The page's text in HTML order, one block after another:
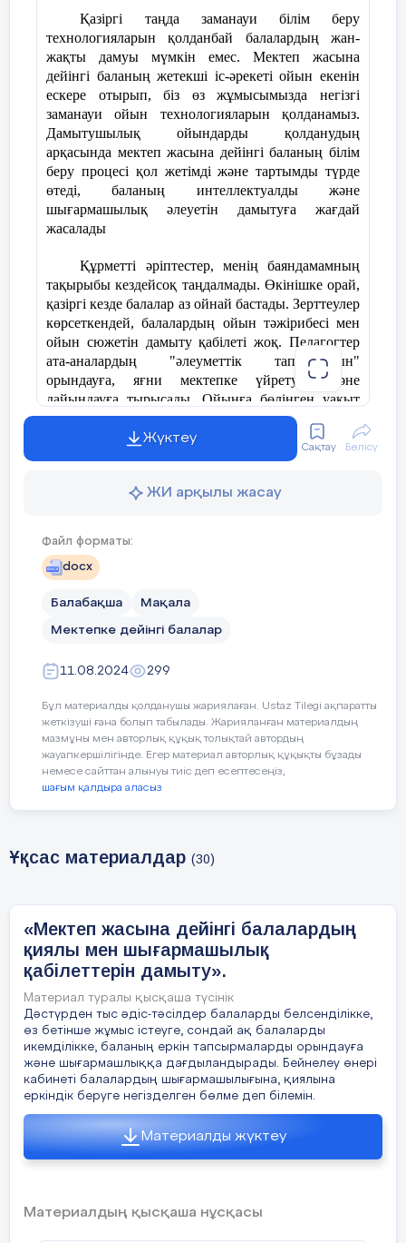
Қазіргі таңда заманауи білім беру
технологияларын қолданбай балалардың жан-
жақты дамуы мүмкін емес. Мектеп жасына
дейінгі баланың жетекші іс-әрекеті ойын екенін
ескере отырып, біз өз жұмысымызда негізгі
заманауи ойын технологияларын қолданамыз.
Дамытушылық ойындарды қолданудың
арқасында мектеп жасына дейінгі баланың білім
беру процесі қол жетімді және тартымды түрде
өтеді, баланың интеллектуалды және
шығармашылық әлеуетін дамытуға жағдай
жасалады
Құрметті әріптестер, менің баяндамамның
тақырыбы кездейсоқ таңдалмады. Өкінішке орай,
қазіргі кезде балалар аз ойнай бастады. Зерттеулер
көрсеткендей, балалардың ойын тәжірибесі мен
ойын сюжетін дамыту қабілеті жоқ. Педагогтер
ата-аналардың "әлеуметтік тапсырысын"
орындауға, яғни мектепке үйретуге және
дайындауға тырысады. Ойынға бөлінген уақыт
кітап оқумен, мерекелерге дайындықпен,
ұйымдастырушылық қызметпен толтырылады.
Кейбір ата-аналар балаларын балабақшаға кеш
ойынды қажетсіз, бос уақыт деп санайды. Сұрақ
кез-келген басқа әрекеттің пайдасына ойнауға
уақыт бөледі? Неліктен ересектер баланы
құрдастарымен ойнау мүмкіндігінен айырады?
Тақырыптың өзектілігі:
заманауи ойын технологияларын қолданудың
және даму жағдайларының өзгеруіне байланысты
оқытудың жаңа технологияларына көшу болып
табылады.
Мақсаты:
ойын технологияларын
пайдалану арқылы балалардың шығармашылық
дағдыларын дамыту.
1. Баланың өзіндік белсенділігі арқылы білім
мен дағдыларды игеруге деген ынтаның, саналы
2. Балалардың белсенділігін және оның
тиімділігін арттыратын құралдарды таңдау.
Күтілетін нәтиже:
- тәрбиеленушілерді жандандырады;
- танымдық қызығушылықты арттырады;
- шығармашылықтың дамуына ықпал етеді;
- ойынның нақты тұжырымдалған
шарттарына байланысты оқу қызметі уақытын
- тәрбиешіге материалды игеру деңгейіне
Жүктеу
Сақтау Бөлісу
ЖИ арқылы жасау
Файл форматы:
docx
Балабақша Мақала
Мектепке дейінгі балалар
11.08.2024 299
Бұл материалды қолданушы жариялаған. Ustaz Tilegi ақпаратты
жеткізуші ғана болып табылады. Жарияланған материалдың
мазмұны мен авторлық құқық толықтай автордың
жауапкершілігінде. Егер материал авторлық құқықты бұзады
немесе сайттан алынуы тиіс деп есептесеңіз,
шағым қалдыра аласыз
Ұқсас материалдар (30)
«Мектеп жасына дейінгі балалардың
қиялы мен шығармашылық
қабілеттерін дамыту».
Материал туралы қысқаша түсінік
Дәстүрден тыс әдіс-тәсілдер балаларды белсенділікке,
өз бетінше жұмыс істеуге, сондай ақ балаларды
икемділікке, баланың еркін тапсырмаларды орындауға
және шығармашлыққа дағдыландырады. Бейнелеу өнері
кабинеті балалардың шығармашылығына, қиялына
еркіндік беруге негізделген бөлме деп білемін.
Материалды жүктеу
Материалдың қысқаша нұсқасы